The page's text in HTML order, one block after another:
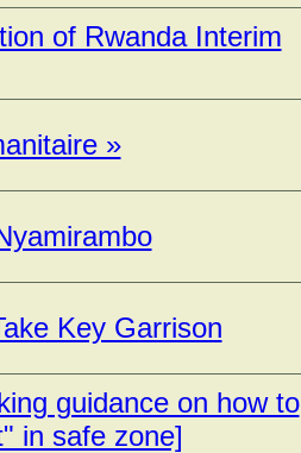
of Rwanda Interim
»
Key Garrison
guidance on how to
in safe zone]